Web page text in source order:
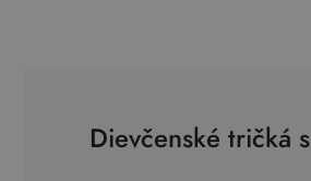
Dievčenské tričká